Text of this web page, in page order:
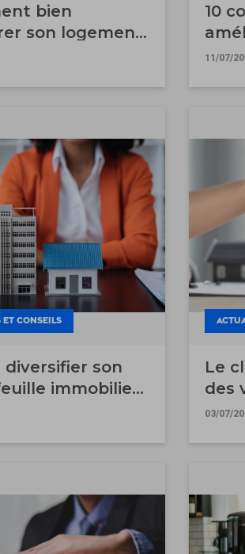
bien
son logement
estimation
10
11/07/
ET CONSEILS
diversifier son
immobilier
Le
des
03/07/